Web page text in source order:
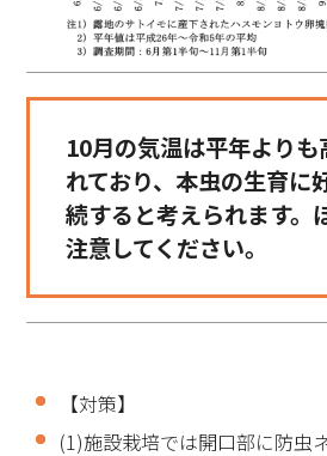
10月の気温は平年よりも
れており、本虫の生育に
続すると考えられます。
注意してください。
【対策】
(1)施設栽培では開口部に防虫